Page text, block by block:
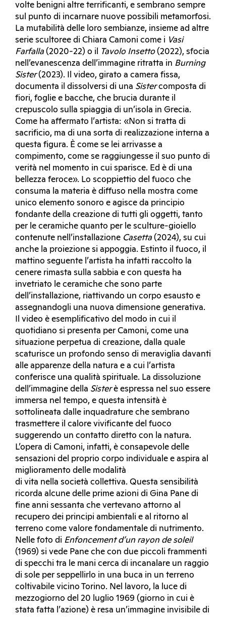
volte benigni altre terrificanti, e sembrano sempre
sul punto di incarnare nuove possibili metamorfosi.
La mutabilità delle loro sembianze, insieme ad altre
serie scultoree di Chiara Camoni come i Vasi
Farfalla(2020-22) o il Tavolo Insetto(2022), sfocia
nell’evanescenza dell’immagine ritratta in Burning
Sister(2023). Il video, girato a camera fissa,
documenta il dissolversi di una Sistercomposta di
fiori, foglie e bacche, che brucia durante il
crepuscolo sulla spiaggia di un’isola in Grecia.
Come ha affermato l’artista: «Non si tratta di
sacrificio, ma di una sorta di realizzazione interna a
questa figura. È come se lei arrivasse a
compimento, come se raggiungesse il suo punto di
verità nel momento in cui sparisce. Ed è di una
bellezza feroce». Lo scoppiettio del fuoco che
consuma la materia è diffuso nella mostra come
unico elemento sonoro e agisce da principio
fondante della creazione di tutti gli oggetti, tanto
per le ceramiche quanto per le sculture-gioiello
contenute nell’installazione Casetta(2024), su cui
anche la proiezione si appoggia. Estinto il fuoco, il
mattino seguente l’artista ha infatti raccolto la
cenere rimasta sulla sabbia e con questa ha
invetriato le ceramiche che sono parte
dell’installazione, riattivando un corpo esausto e
assegnandogli una nuova dimensione generativa.
Il video è esemplificativo del modo in cui il
quotidiano si presenta per Camoni, come una
situazione perpetua di creazione, dalla quale
scaturisce un profondo senso di meraviglia davanti
alle apparenze della natura e a cui l’artista
conferisce una qualità spirituale. La dissoluzione
dell’immagine della Sisterè espressa nel suo essere
immersa nel tempo, e questa intensità è
sottolineata dalle inquadrature che sembrano
trasmettere il calore vivificante del fuoco
suggerendo un contatto diretto con la natura.
L’opera di Camoni, infatti, è consapevole delle
sensazioni del proprio corpo individuale e aspira al
miglioramento delle modalità
di vita nella società collettiva. Questa sensibilità
ricorda alcune delle prime azioni di Gina Pane di
fine anni sessanta che vertevano attorno al
recupero dei principi ambientali e al ritorno al
terreno come valore fondamentale di nutrimento.
Nelle foto di Enfoncement d’un rayon de soleil
(1969) si vede Pane che con due piccoli frammenti
di specchi tra le mani cerca di incanalare un raggio
di sole per seppellirlo in una buca in un terreno
coltivabile vicino Torino. Nel lavoro, la luce di
mezzogiorno del 20 luglio 1969 (giorno in cui è
stata fatta l’azione) è resa un’immagine invisibile di